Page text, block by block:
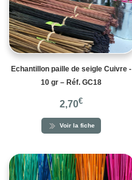
Echantillon paille de seigle Cuivre -
10 gr – Réf. GC18
2,70€
Voir la fiche